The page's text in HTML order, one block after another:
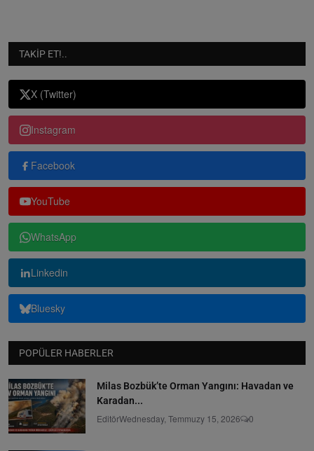
TAKIP ET!..
X (Twitter)
Instagram
Facebook
YouTube
WhatsApp
Linkedin
Bluesky
POPÜLER HABERLER
Milas Bozbük’te Orman Yangını: Havadan ve
Karadan...
EditörWednesday, Temmuzy 15, 2026 0